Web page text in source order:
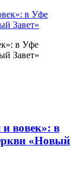
в Уфе
Завет»
и вовек»: в
«Новый